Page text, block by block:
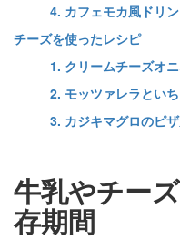
4. カフェモカ風ドリ
チーズを使ったレシピ
1. クリームチーズオ
2. モッツァレラとい
3. カジキマグロのピ
牛乳やチー
存期間